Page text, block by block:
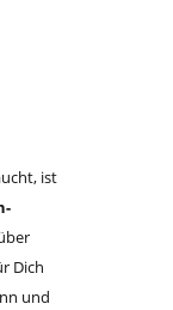
ist
Dich
und